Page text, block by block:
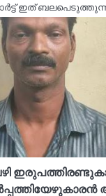
ഇത്